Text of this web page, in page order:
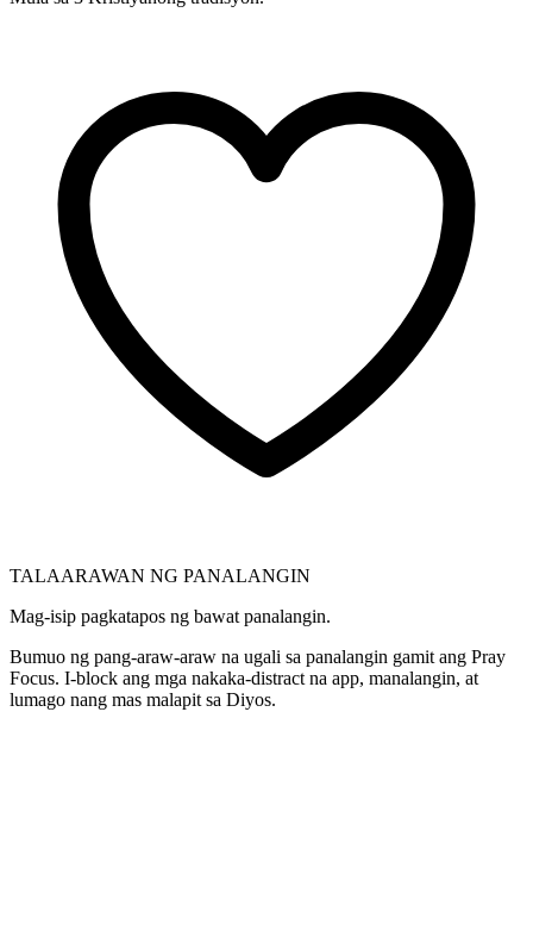
TALAARAWAN NG PANALANGIN
Mag-isip pagkatapos ng bawat panalangin.
Bumuo ng pang-araw-araw na ugali sa panalangin gamit ang Pray
Focus. I-block ang mga nakaka-distract na app, manalangin, at
lumago nang mas malapit sa Diyos.